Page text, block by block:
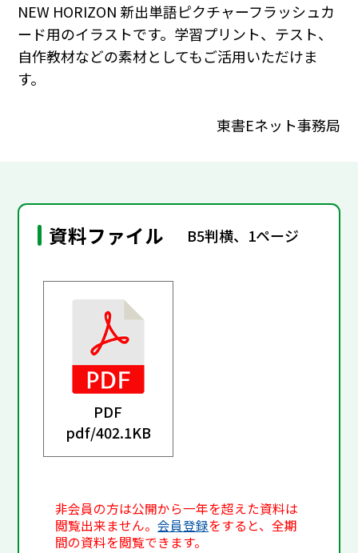
NEW HORIZON 新出単語ピクチャーフラッシュカ
ード用のイラストです。学習プリント、テスト、
自作教材などの素材としてもご活用いただけま
す。
東書Eネット事務局
資料ファイル B5判横、1ページ
PDF
pdf/402.1KB
非会員の方は公開から一年を超えた資料は
閲覧出来ません。会員登録をすると、全期
間の資料を閲覧できます。